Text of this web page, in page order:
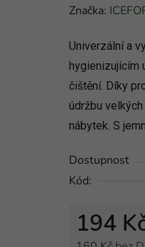
hodnocení
je
0,0
z
5
hvězdiček.
Značka:
Univerzální a
hygienizujícím
čištění. Díky
údržbu
nábytek. S
Dostupnost
Kód:
194